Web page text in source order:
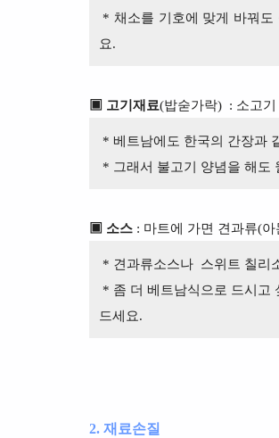
* 채소를 기호에 맞게 바꿔도
요.
▣ 고기재료(밥숟가락) : 소고
* 베트남에도 한국의 간장과
* 그래서 불고기 양념을 해도
▣ 소스: 마트에 가면 견과류(아
* 견과류소스나 스위트 칠리
* 좀 더 베트남식으로 드시고
드세요.
2. 재료손질